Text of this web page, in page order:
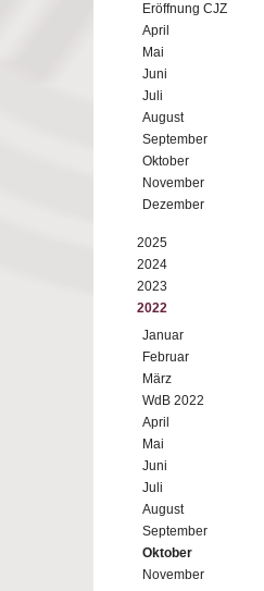
Eröffnung CJZ
April
Mai
Juni
Juli
August
September
Oktober
November
Dezember
2025
2024
2023
2022
Januar
Februar
März
WdB 2022
April
Mai
Juni
Juli
August
September
Oktober
November